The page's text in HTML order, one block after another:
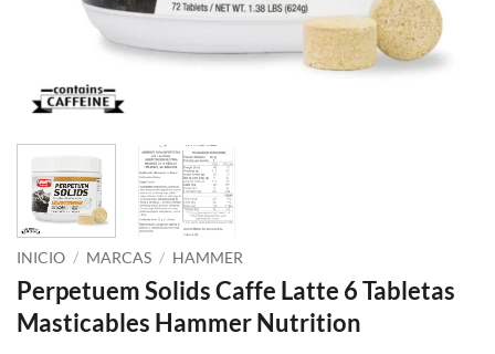
INICIO / MARCAS / HAMMER
Perpetuem Solids Caffe Latte 6 Tabletas
Masticables Hammer Nutrition